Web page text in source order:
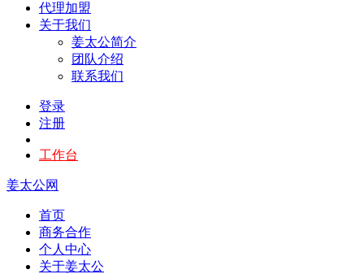
代理加盟
关于我们
姜太公简介
团队介绍
联系我们
登录
注册
工作台
姜太公网
首页
商务合作
个人中心
关于姜太公